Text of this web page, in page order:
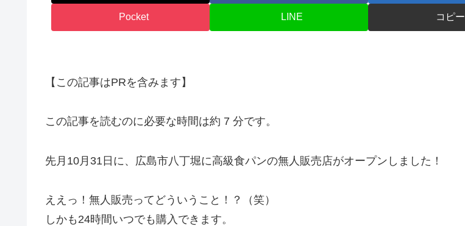
Pocket LINE コピー
【この記事はPRを含みます】
この記事を読むのに必要な時間は約 7 分です。
先月10月31日に、広島市八丁堀に高級食パンの無人販売店がオープンしました！
ええっ！無人販売ってどういうこと！？（笑）
しかも24時間いつでも購入できます。